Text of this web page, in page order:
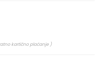
kartično plaćanje )